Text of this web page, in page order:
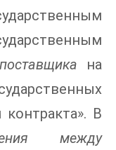
поставщика на
В
между